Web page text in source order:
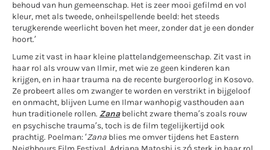
behoud van hun gemeenschap. Het is zeer mooi gefilmd en vol
kleur, met als tweede, onheilspellende beeld: het steeds
terugkerende weerlicht boven het meer, zonder dat je een donder
hoort.’
Lume zit vast in haar kleine plattelandgemeenschap. Zit vast in
haar rol als vrouw van Ilmir, met wie ze geen kinderen kan
krijgen, en in haar trauma na de recente burgeroorlog in Kosovo.
Ze probeert alles om zwanger te worden en verstrikt in bijgeloof
en onmacht, blijven Lume en Ilmar wanhopig vasthouden aan
hun traditionele rollen. Zanabelicht zware thema’s zoals rouw
en psychische trauma’s, toch is de film tegelijkertijd ook
prachtig. Poelman: ‘Zana blies me omver tijdens het Eastern